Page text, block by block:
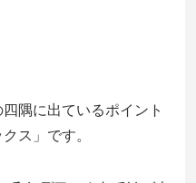
隅に出ているポイント
ス」です。